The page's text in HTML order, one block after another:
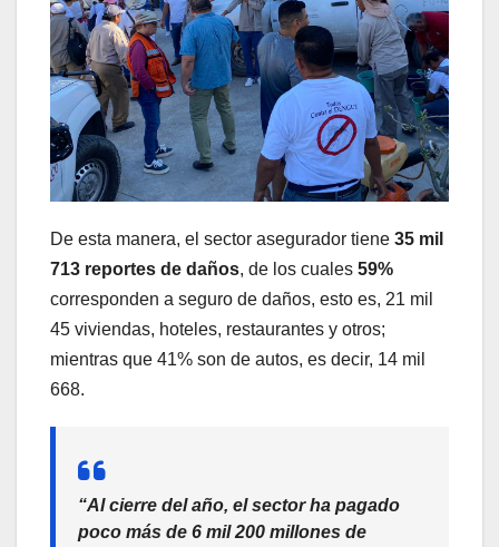
De esta manera, el sector asegurador tiene 35 mil
713 reportes de daños, de los cuales 59%
corresponden a seguro de daños, esto es, 21 mil
45 viviendas, hoteles, restaurantes y otros;
mientras que 41% son de autos, es decir, 14 mil
668.
“Al cierre del año, el sector ha pagado
poco más de 6 mil 200 millones de